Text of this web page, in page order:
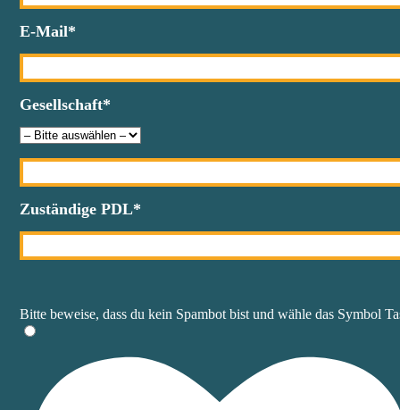
E-Mail*
Gesellschaft*
Zuständige PDL*
Bitte beweise, dass du kein Spambot bist und wähle das Symbol